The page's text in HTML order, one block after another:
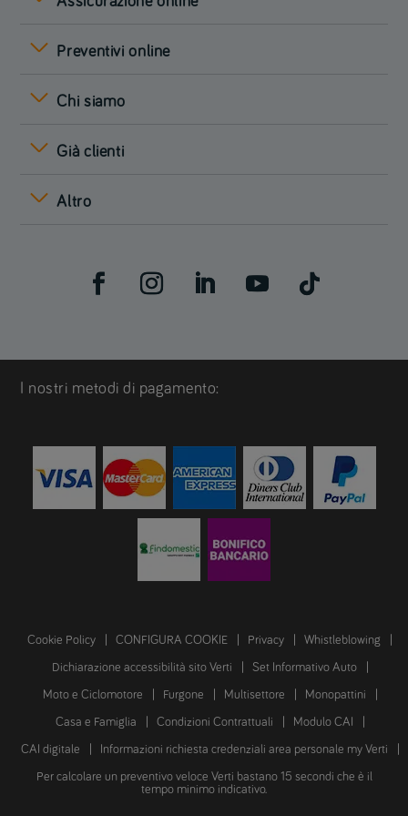
Preventivi online
Chi siamo
Già clienti
Altro
I nostri metodi di pagamento:
Cookie Policy CONFIGURA COOKIE Privacy Whistleblowing
Dichiarazione accessibilità sito Verti Set Informativo Auto
Moto e Ciclomotore Furgone Multisettore Monopattini
Casa e Famiglia Condizioni Contrattuali Modulo CAI
CAI digitale Informazioni richiesta credenziali area personale my Verti
Per calcolare un preventivo veloce Verti bastano 15 secondi che è il
tempo minimo indicativo.